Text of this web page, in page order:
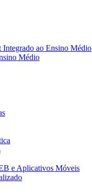
ao Ensino Médio
Médio
e Aplicativos Móveis